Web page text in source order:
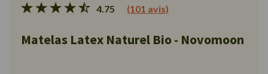
4.75 (101 avis)
Matelas Latex Naturel Bio - Novomoon